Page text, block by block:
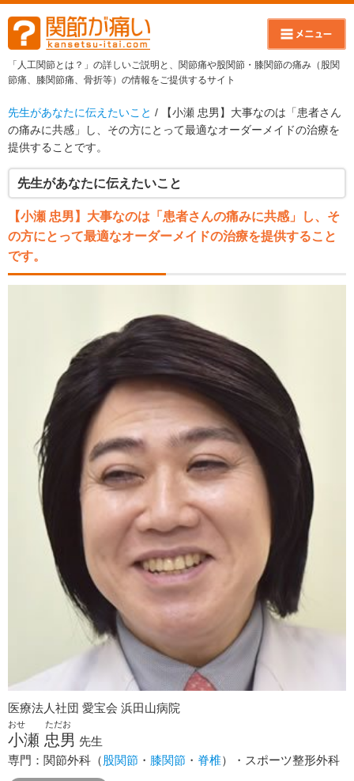
「人工関節とは？」の詳しいご説明と、関節痛や股関節・膝関節の痛み（股関
節痛、膝関節痛、骨折等）の情報をご提供するサイト
先生があなたに伝えたいこと / 【小瀬 忠男】大事なのは「患者さん
の痛みに共感」し、その方にとって最適なオーダーメイドの治療を
提供することです。
先生があなたに伝えたいこと
【小瀬 忠男】大事なのは「患者さんの痛みに共感」し、そ
の方にとって最適なオーダーメイドの治療を提供すること
です。
医療法人社団 愛宝会 浜田山病院
おせ ただお
小瀬 忠男 先生
専門：関節外科（股関節 ・ 膝関節 ・ 脊椎）・スポーツ整形外科